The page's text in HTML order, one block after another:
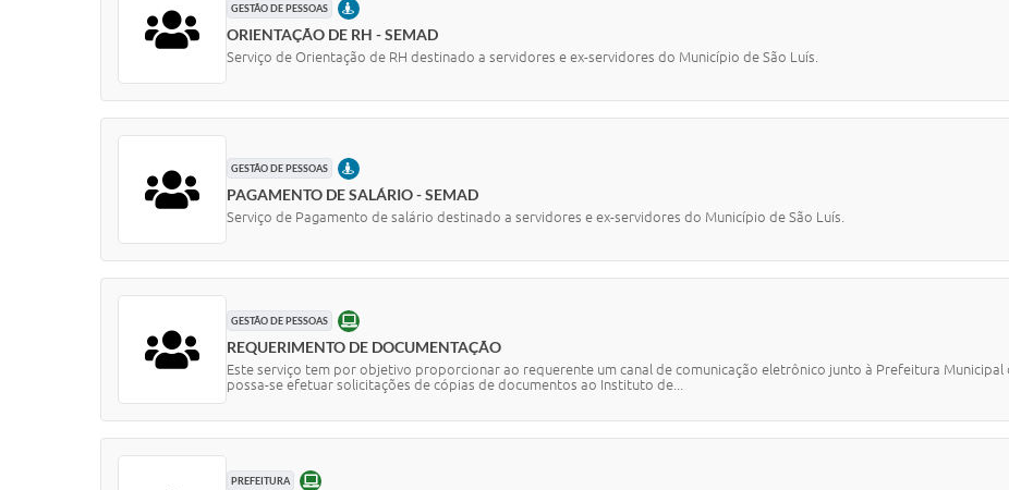
GESTÃO DE PESSOAS PRESENCIAL
ORIENTAÇÃO DE RH - SEMAD
Serviço de Orientação de RH destinado a servidores e ex-servidores do Município de São Luís.
GESTÃO DE PESSOAS PRESENCIAL
PAGAMENTO DE SALÁRIO - SEMAD
Serviço de Pagamento de salário destinado a servidores e ex-servidores do Município de São Luís.
GESTÃO DE PESSOAS ONLINE
REQUERIMENTO DE DOCUMENTAÇÃO
Este serviço tem por objetivo proporcionar ao requerente um canal de comunicação eletrônico junto à Prefeitura Municipal
possa-se efetuar solicitações de cópias de documentos ao Instituto de...
PREFEITURA ONLINE